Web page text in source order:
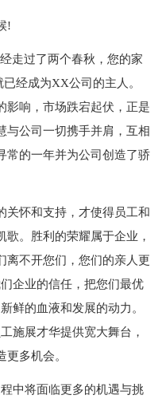
!
走过了两个春秋，您的家
经成为XX公司的主人。
影响，市场跌宕起伏，正是
与公司一切携手并肩，互相
常的一年并为公司创造了骄
关怀和支持，才使得员工和
。胜利的荣耀属于企业，
离不开您们，您们的亲人更
企业的信任，把您们最优
鲜的血液和发展的动力。
施展才华提供宽大舞台，
多机会。
中将面临更多的机遇与挑